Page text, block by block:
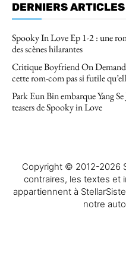
DERNIERS ARTICLES
Spooky In Love Ep 1-2 : une
des scènes hilarantes
Critique Boyfriend On
cette rom-com pas si futile
Park Eun Bin embarque Yang
teasers de Spooky in Love
Copyright © 2012-2026
contraires, les textes et
appartiennent à
notre